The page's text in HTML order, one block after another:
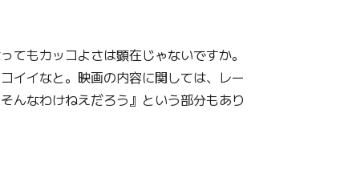
もカッコよさは顕在じゃないですか。
イイなと。映画の内容に関しては、レー
んなわけねえだろう』という部分もあり